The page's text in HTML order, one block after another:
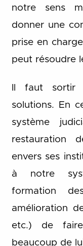
notre sens
donner une
prise en
peut résoudre
Il faut sortir
solutions. En
système
restauration
envers ses
à notre
formation
amélioration
etc.) de
beaucoup de